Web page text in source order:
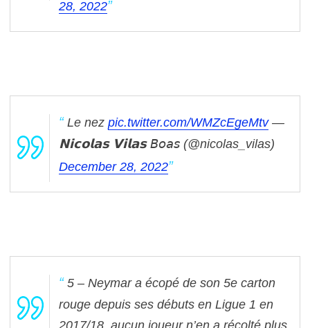
28, 2022
Le nez pic.twitter.com/WMZcEgeMtv —
𝗡𝗶𝗰𝗼𝗹𝗮𝘀 𝗩𝗶𝗹𝗮𝘀 𝘉𝘰𝘢𝘴 (@nicolas_vilas)
December 28, 2022
5 – Neymar a écopé de son 5e carton
rouge depuis ses débuts en Ligue 1 en
2017/18, aucun joueur n’en a récolté plus